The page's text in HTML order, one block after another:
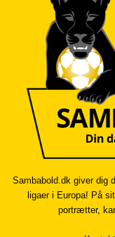
Sambabold.dk giver dig
ligaer i Europa! På
portrætter,